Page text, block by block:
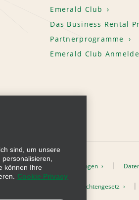
Emerald Club
Das Business Rental
Partnerprogramme
Emerald Club
Nutzungsbedingungen
dem Lieferkettensorgfaltspflichtengesetz
sind, um unsere
können Ihre
Cookie Privacy